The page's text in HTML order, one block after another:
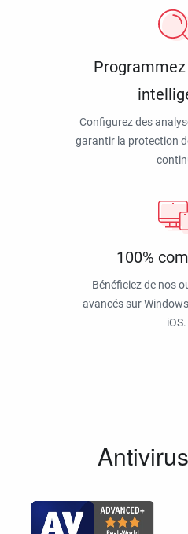
Configurez des
garantir la protection
100%
Bénéficiez de nos
avancés sur
iOS.